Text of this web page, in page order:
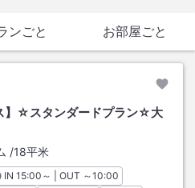
ンごと お部屋ごと
】☆スタンダードプラン☆大
/18平米
INチェックイン
15:00 ～ | OUT チェックアウト
～10:00